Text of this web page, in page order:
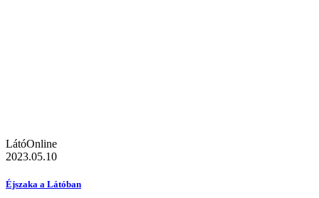
LátóOnline
2023.05.10
Éjszaka a Látóban